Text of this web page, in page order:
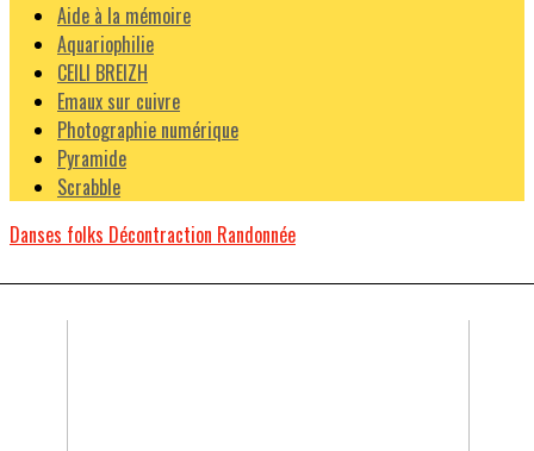
Aide à la mémoire
Aquariophilie
CEILI BREIZH
Emaux sur cuivre
Photographie numérique
Pyramide
Scrabble
Danses folks Décontraction Randonnée